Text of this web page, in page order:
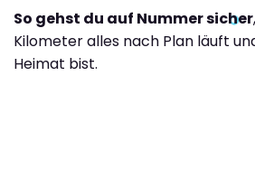
So gehst du auf Nummer sicher
Kilometer alles nach Plan läuft
Heimat bist.